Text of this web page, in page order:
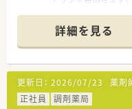
【店舗情報と応需状況
■六軒駅または蘇原
勤しやすい立地の調
■皮膚科メインの処
り、専門的な知識を
■常時2名から3名の
ながら業務を進めら
詳細を見る
更新日： 2026/07/23 薬剤
正社員
調剤薬局